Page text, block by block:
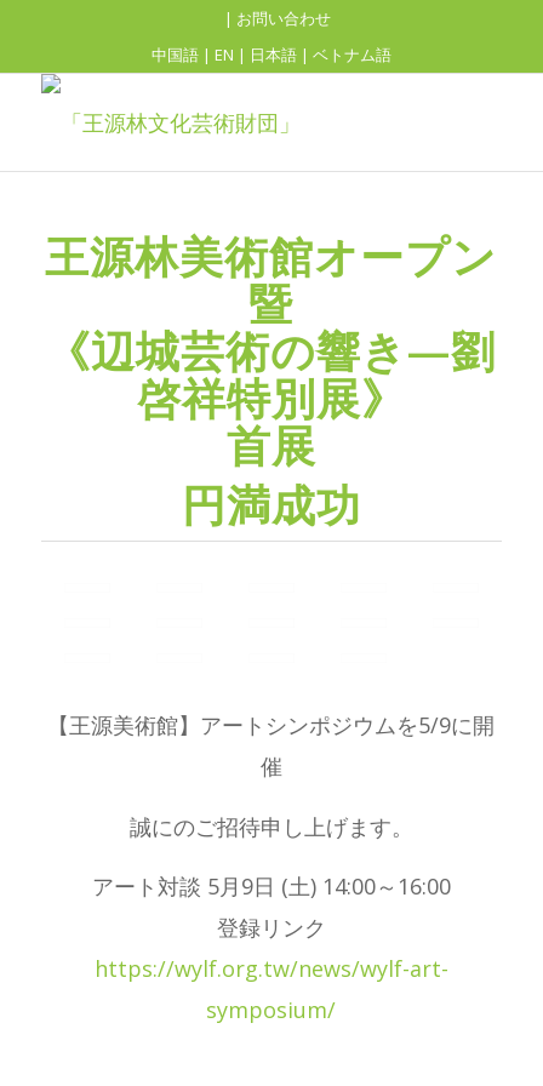
| お問い合わせ
中国語| EN | 日本語| ベトナム語
王源林美術館オープン
暨
《辺城芸術の響き—劉
啓祥特別展》
首展
円満成功
【王源美術館】アートシンポジウムを5/9に開
催
誠にのご招待申し上げます。
アート対談 5月9日 (土) 14:00～16:00
登録リンク
https://wylf.org.tw/news/wylf-art-
symposium/